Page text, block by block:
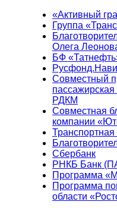
«Активный
Группа
Олега
БФ
Совместный
РДКМ
Совместная
компании
Сбербанк
РНКБ Банк
Программа
Программа
области